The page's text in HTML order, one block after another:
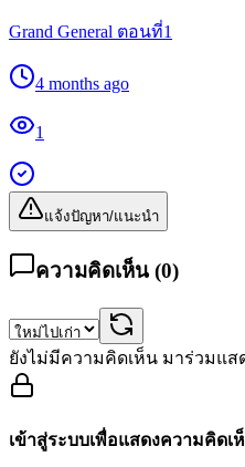
Grand General ตอนที่1
4 months ago
1
แจ้งปัญหา/แนะนำ
ความคิดเห็น (0)
ยังไม่มีความคิดเห็น มาร่วมแ
เข้าสู่ระบบเพื่อแสดงความคิดเ